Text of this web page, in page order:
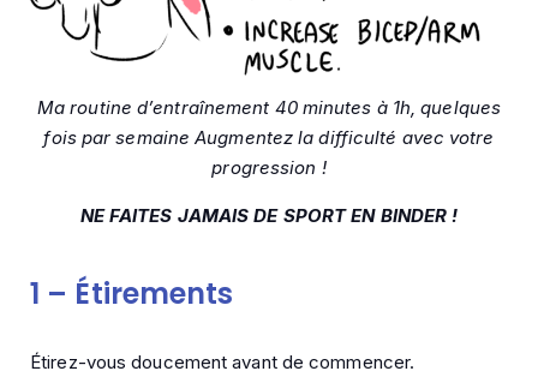
Ma routine d’entraînement 40 minutes à 1h, quelques
fois par semaine Augmentez la difficulté avec votre
progression !
NE FAITES JAMAIS DE SPORT EN BINDER !
1 – Étirements
Étirez-vous doucement avant de commencer.